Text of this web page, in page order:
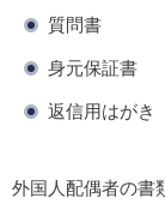
質問書
身元保証書
返信用はがき
外国人配偶者の書